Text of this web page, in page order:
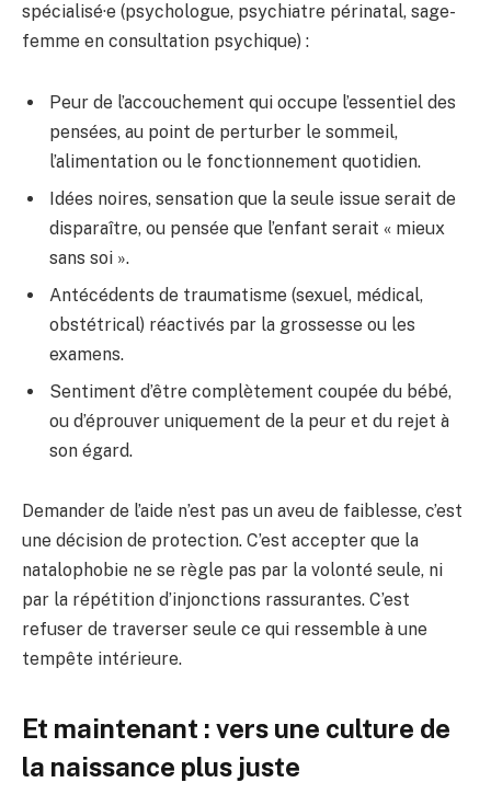
spécialisé·e (psychologue, psychiatre périnatal, sage-
femme en consultation psychique) :
Peur de l’accouchement qui occupe l’essentiel des
pensées, au point de perturber le sommeil,
l’alimentation ou le fonctionnement quotidien.
Idées noires, sensation que la seule issue serait de
disparaître, ou pensée que l’enfant serait « mieux
sans soi ».
Antécédents de traumatisme (sexuel, médical,
obstétrical) réactivés par la grossesse ou les
examens.
Sentiment d’être complètement coupée du bébé,
ou d’éprouver uniquement de la peur et du rejet à
son égard.
Demander de l’aide n’est pas un aveu de faiblesse, c’est
une décision de protection. C’est accepter que la
natalophobie ne se règle pas par la volonté seule, ni
par la répétition d’injonctions rassurantes. C’est
refuser de traverser seule ce qui ressemble à une
tempête intérieure.
Et maintenant : vers une culture de
la naissance plus juste